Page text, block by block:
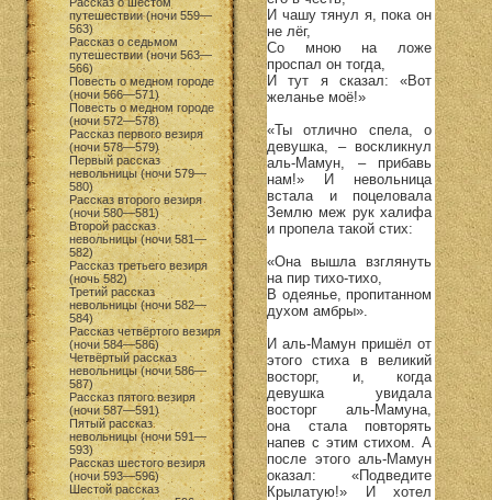
путешествии (ночи 559—
563)
Рассказ о седьмом
путешествии (ночи 563—
566)
Повесть о медном городе
(ночи 566—571)
Повесть о медном городе
(ночи 572—578)
Рассказ первого везиря
(ночи 578—579)
Первый рассказ
невольницы (ночи 579—
580)
Рассказ второго везиря
(ночи 580—581)
Второй рассказ
невольницы (ночи 581—
582)
Рассказ третьего везиря
(ночь 582)
Третий рассказ
невольницы (ночи 582—
584)
Рассказ четвёртого везиря
(ночи 584—586)
Четвёртый рассказ
невольницы (ночи 586—
587)
Рассказ пятого везиря
(ночи 587—591)
Пятый рассказ
невольницы (ночи 591—
593)
Рассказ шестого везиря
(ночи 593—596)
Шестой рассказ
И чашу тянул я, пока он
не лёг,
Со мною на ложе
проспал он тогда,
И тут я сказал: «Вот
желанье моё!»
«Ты отлично спела, о
девушка, – воскликнул
аль-Мамун, – прибавь
нам!» И невольница
встала и поцеловала
Землю меж рук халифа
и пропела такой стих:
«Она вышла взглянуть
на пир тихо-тихо,
В одеянье, пропитанном
духом амбры».
И аль-Мамун пришёл от
этого стиха в великий
восторг, и, когда
девушка увидала
восторг аль-Мамуна,
она стала повторять
напев с этим стихом. А
после этого аль-Мамун
оказал: «Подведите
Крылатую!» И хотел